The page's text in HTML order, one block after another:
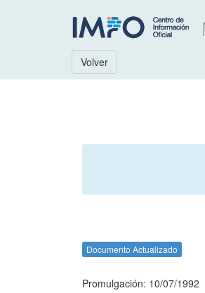
Volver
Documento Actualizado
Promulgación: 10/07/1992